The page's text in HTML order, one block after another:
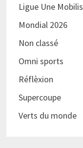
Ligue Une Mobilis
Mondial 2026
Non classé
Omni sports
Réflèxion
Supercoupe
Verts du monde